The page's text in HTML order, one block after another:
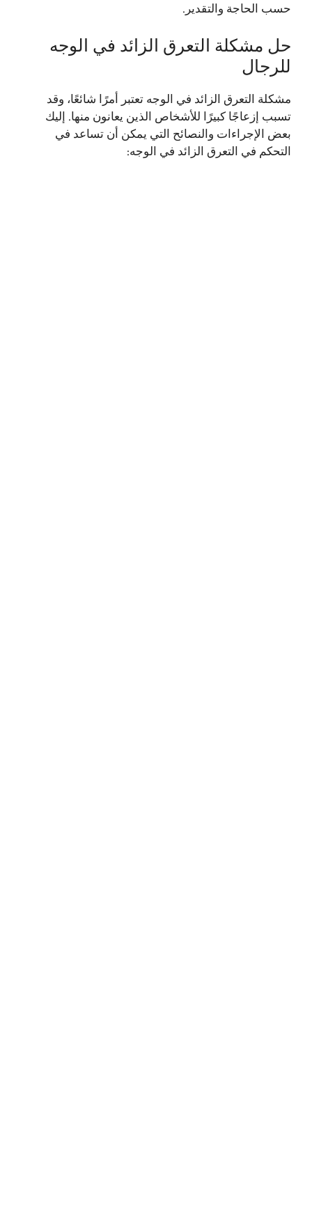
حسب الحاجة والتقدير.
حل مشكلة التعرق الزائد في الوجه
للرجال
مشكلة التعرق الزائد في الوجه تعتبر أمرًا شائعًا، وقد
تسبب إزعاجًا كبيرًا للأشخاص الذين يعانون منها. إليك
بعض الإجراءات والنصائح التي يمكن أن تساعد في
التحكم في التعرق الزائد في الوجه: